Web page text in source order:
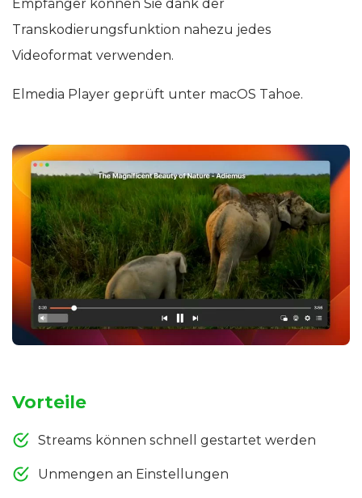
Empfänger können Sie dank der
Transkodierungsfunktion nahezu jedes
Videoformat verwenden.
Elmedia Player geprüft unter macOS Tahoe.
Vorteile
Streams können schnell gestartet werden
Unmengen an Einstellungen